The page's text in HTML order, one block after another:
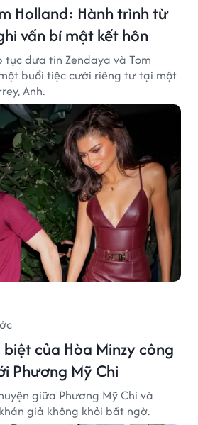
Holland: Hành trình từ
vấn bí mật kết hôn
tục đưa tin Zendaya và Tom
buổi tiệc cưới riêng tư tại một
Anh.
của Hòa Minzy công
Phương Mỹ Chi
giữa Phương Mỹ Chi và
giả không khỏi bất ngờ.